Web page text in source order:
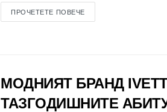
ПРОЧЕТЕТЕ ПОВЕЧЕ
МОДНИЯТ БРАНД
ТАЗГОДИШНИТЕ